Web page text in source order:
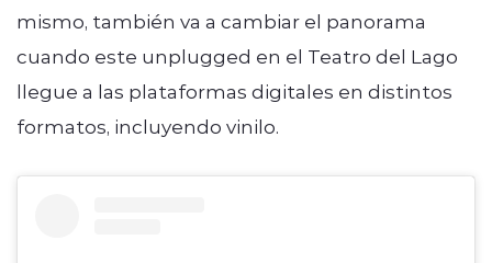
mismo, también va a cambiar el panorama
cuando este unplugged en el Teatro del Lago
llegue a las plataformas digitales en distintos
formatos, incluyendo vinilo.